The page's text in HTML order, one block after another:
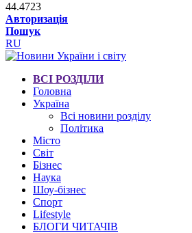
44.4723
Авторизація
Пошук
RU
ВСІ РОЗДІЛИ
Головна
Україна
Всі новини розділу
Політика
Місто
Світ
Бізнес
Наука
Шоу-бізнес
Спорт
Lifestyle
БЛОГИ ЧИТАЧІВ